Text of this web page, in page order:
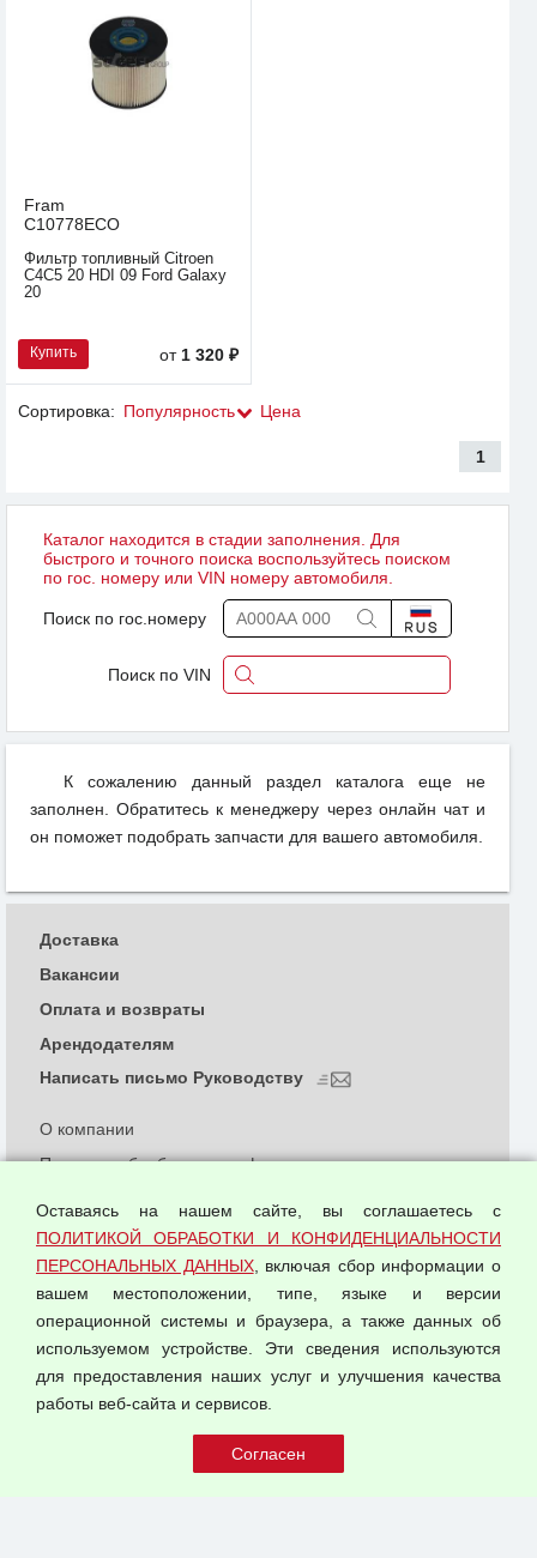
Fram
C10778ECO
Фильтр топливный Citroen
C4C5 20 HDI 09 Ford Galaxy
20
Купить от 1 320 ₽
Сортировка: Популярность Цена
1
Каталог находится в стадии заполнения. Для
быстрого и точного поиска воспользуйтесь поиском
по гос. номеру или VIN номеру автомобиля.
Поиск по гос.номеру
Поиск по VIN
К сожалению данный раздел каталога еще не
заполнен. Обратитесь к менеджеру через онлайн чат и
он поможет подобрать запчасти для вашего автомобиля.
© 2026 ООО "Феникс"
О компании
Политика обработки и конфиденциальности
Согласием на обработку персональных данных
Оферта оптовой купли-продажи
Публичная оферта
Доставка
Вакансии
Оплата и возвраты
Арендодателям
Написать письмо Руководству
Оставаясь на нашем сайте, вы соглашаетесь с
ПОЛИТИКОЙ ОБРАБОТКИ И КОНФИДЕНЦИАЛЬНОСТИ
ПЕРСОНАЛЬНЫХ ДАННЫХ, включая сбор информации о
вашем местоположении, типе, языке и версии
операционной системы и браузера, а также данных об
используемом устройстве. Эти сведения используются
для предоставления наших услуг и улучшения качества
работы веб-сайта и сервисов.